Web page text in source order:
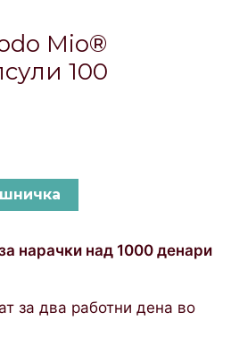
Mio®
100
нарачки над 1000 денари
за два работни дена во